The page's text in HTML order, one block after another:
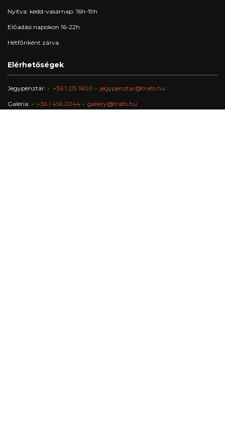
Nyitva: kedd-vasárnap: 16h-19h
Előadási napokon 16-22h.
Hétfőnként zárva.
Elérhetőségek
Jegypénztár: +36 1 215 1600 jegypenztar@trafo.hu
Galéria: +36 1 456 2044 gallery@trafo.hu